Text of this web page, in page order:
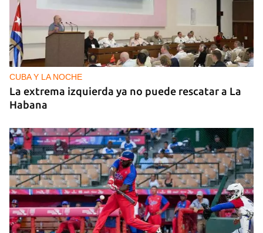
PODCAST
Cafecito informativo del viernes 7 de agosto de
2026
CUBA Y LA NOCHE
La extrema izquierda ya no puede rescatar a La
Habana